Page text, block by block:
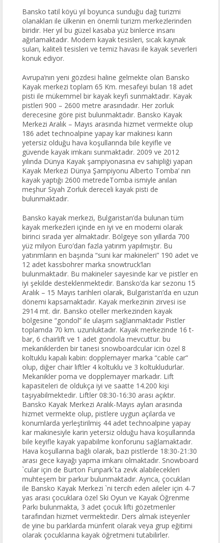
Bansko tatil köyü yıl boyunca sunduğu dağ turizmi
olanakları ile ülkenin en önemli turizm merkezlerinden
biridir. Her yıl bu güzel kasaba yüz binlerce insanı
ağırlamaktadır. Modern kayak tesisleri, sıcak kaynak
suları, kaliteli tesisleri ve temiz havası ile kayak severleri
konuk ediyor.
Avrupa’nın yeni gözdesi haline gelmekte olan Bansko
Kayak merkezi toplam 65 Km. mesafeyi bulan 18 adet
pisti ile mükemmel bir kayak keyfi sunmaktadır. Kayak
pistleri 900 – 2600 metre arasındadır. Her zorluk
derecesine göre pist bulunmaktadır. Bansko Kayak
Merkezi Aralık – Mayıs arasında hizmet vermekte olup
186 adet technoalpine yapay kar makinesı karın
yetersiz olduğu hava koşullarında bile keyifle ve
güvende kayak imkanı sunmaktadır. 2009 ve 2012
yılında Dünya Kayak şampiyonasına ev sahipliği yapan
Kayak Merkezi Dünya Şampiyonu Alberto Tomba’ nın
kayak yaptığı 2600 metredeTomba ismiyle anılan
meşhur Siyah Zorluk dereceli kayak pisti de
bulunmaktadır.
Bansko kayak merkezi, Bulgaristan’da bulunan tüm
kayak merkezleri içinde en iyi ve en moderni olarak
birinci sırada yer almaktadır. Bölgeye son yıllarda 700
yüz milyon Euro’dan fazla yatırım yapılmıştır. Bu
yatırımların en başında “suni kar makineleri” 190 adet ve
12 adet kassbohrer marka snowtruck’ları
bulunmaktadır. Bu makineler sayesinde kar ve pistler en
iyi şekilde desteklenmektedir. Bansko’da kar sezonu 15
Aralık – 15 Mayıs tarihleri olarak, Bulgaristan’da en uzun
dönemi kapsamaktadır. Kayak merkezinin zirvesi ise
2914 mt. dir. Bansko oteller merkezinden kayak
bölgesine “gondol” ile ulaşım sağlanmaktadır Pistler
toplamda 70 km. uzunluktadır. Kayak merkezinde 16 t-
bar, 6 chairlift ve 1 adet gondola mevcuttur. bu
mekaniklerden bir tanesi snowboardcular icin özel 8
koltuklu kapalı kabin: dopplemayer marka “cable car”
olup, diğer chair liftler 4 koltuklu ve 3 koltukludurlar.
Mekanikler poma ve dopplemayer markadır. Lift
kapasiteleri de oldukça iyi ve saatte 14.200 kişi
taşıyabilmektedir. Liftler 08:30-16:30 arası açıktır.
Bansko Kayak Merkezi Aralık-Mayıs ayları arasında
hizmet vermekte olup, pistlere uygun açılarda ve
konumlarda yerleştirilmiş 44 adet technoalpine yapay
kar makinesiyle karin yetersiz olduğu hava koşullarında
bile keyifle kayak yapabilme konforunu sağlamaktadır.
Hava koşullarına bağlı olarak, bazı pistlerde 18:30-21:30
arası gece kayağı yapma imkanı olmaktadır. Snowboard
`cular için de Burton Funpark`ta zevk alabilecekleri
muhteşem bir parkur bulunmaktadır. Ayrıca, çocukları
ile Bansko Kayak Merkezi `ni tercih eden aileler için 4-7
yas arası çocuklara özel Ski Oyun ve Kayak Öğrenme
Parkı bulunmakta, 3 adet çocuk lifti gözetmenler
tarafından hizmet vermektedir. Ders almak isteyenler
de yine bu parklarda münferit olarak veya grup eğitimi
olarak çocuklarına kayak öğretmeni tutabilirler.